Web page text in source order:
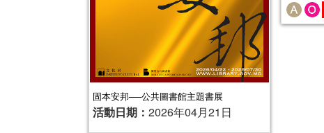
固本安邦──公共圖書館主題書展
活動日期： 2026年04月21日